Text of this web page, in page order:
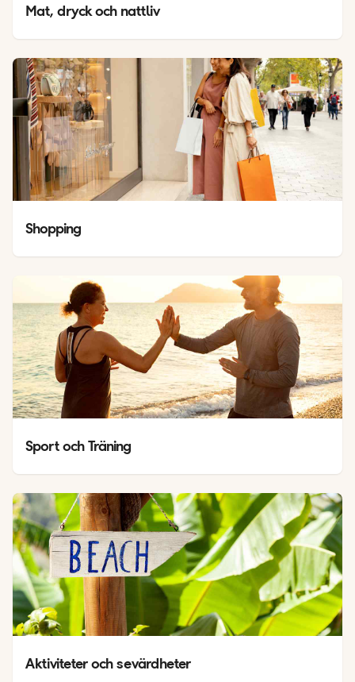
Mat, dryck och nattliv
Shopping
Sport och Träning
Aktiviteter och sevärdheter